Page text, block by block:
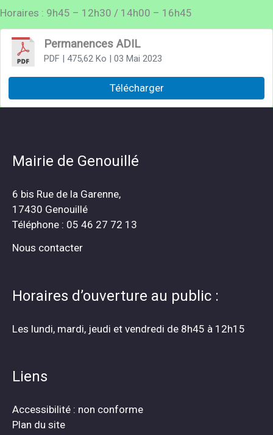
Horaires : 9h45 – 12h30 / 14h00 – 16h45
Permanences ADIL
PDF| 475,62 Ko | 03 Mai 2023
Télécharger
Mairie de Genouillé
6 bis Rue de la Garenne,
17430 Genouillé
Téléphone : 05 46 27 72 13
Nous contacter
Horaires d’ouverture au public :
Les lundi, mardi, jeudi et vendredi de 8h45 à 12h15
Liens
Accessibilité : non conforme
Plan du site